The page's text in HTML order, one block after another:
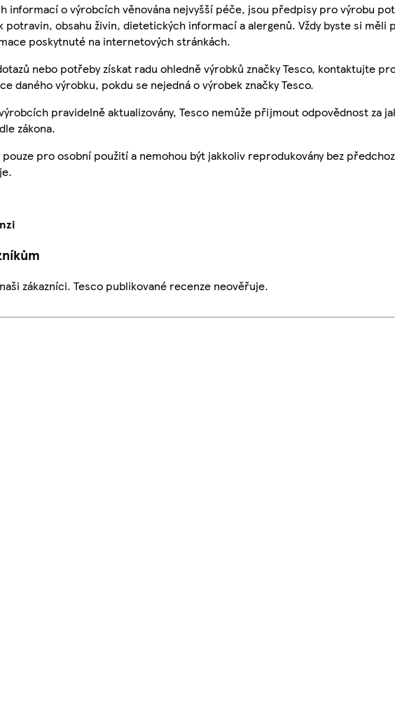
informací o výrobcích věnována nejvyšší péče, jsou předpisy pro výrobu
potravin, obsahu živin, dietetických informací a alergenů. Vždy byste si
poskytnuté na internetových stránkách.
nebo potřeby získat radu ohledně výrobků značky Tesco, kontaktujte
daného výrobku, pokdu se nejedná o výrobek značky Tesco.
pravidelně aktualizovány, Tesco nemůže přijmout odpovědnost za
zákona.
pro osobní použití a nemohou být jakkoliv reprodukovány bez
zákazníci. Tesco publikované recenze neověřuje.